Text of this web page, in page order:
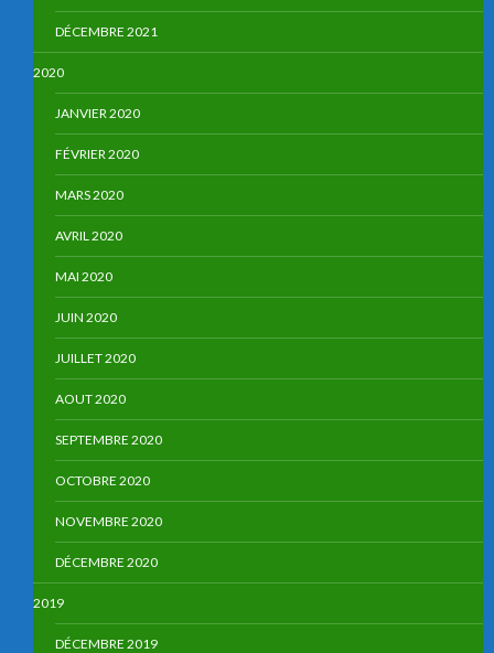
DÉCEMBRE 2021
2020
JANVIER 2020
FÉVRIER 2020
MARS 2020
AVRIL 2020
MAI 2020
JUIN 2020
JUILLET 2020
AOUT 2020
SEPTEMBRE 2020
OCTOBRE 2020
NOVEMBRE 2020
DÉCEMBRE 2020
2019
DÉCEMBRE 2019